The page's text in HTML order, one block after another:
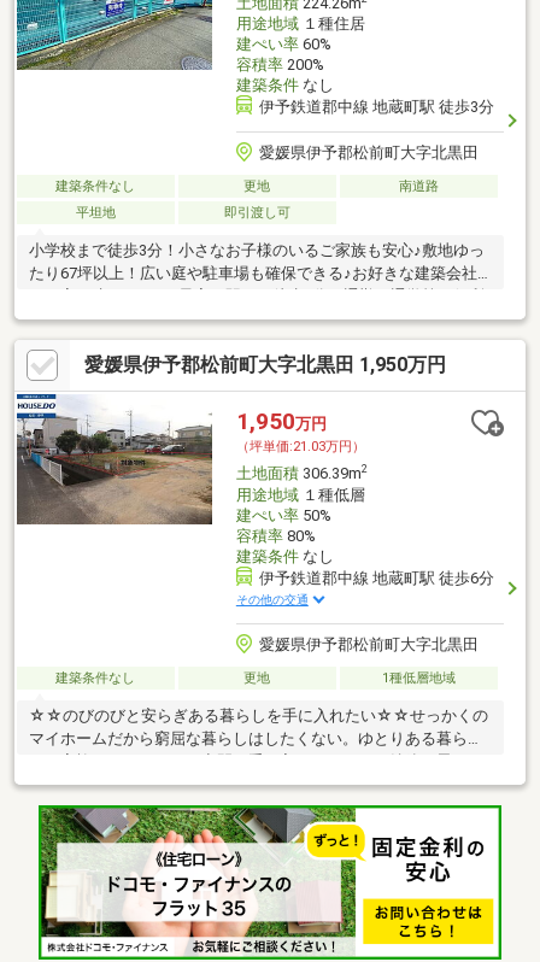
用途地域１種住居
建ぺい率60%
容積率200%
建築条件なし
伊予鉄道郡中線 地蔵町駅 徒歩3分
愛媛県伊予郡松前町大字北黒田
建築条件なし 更地
南道路
平坦地
即引渡し可
小学校まで徒歩3分！小さなお子様のいるご家族も安心♪敷地ゆっ
たり67坪以上！広い庭や駐車場も確保できる♪お好きな建築会社
♪
愛媛県伊予郡松前町大字北黒田 1,950万円
1,950万円
（坪単価:21.03万円）
土地面積306.39m2
用途地域１種低層
建ぺい率50%
容積率80%
建築条件なし
伊予鉄道郡中線 地蔵町駅 徒歩6分
その他の交通
愛媛県伊予郡松前町大字北黒田
建築条件なし 更地 1種低層地域
☆☆のびのびと安らぎある暮らしを手に入れたい☆☆せっかくの
マイホームだから窮屈な暮らしはしたくない。ゆとりある暮ら
し。家族が一つになれる空間を手に入れる。そんな純粋な思いが
マイホーム購入…